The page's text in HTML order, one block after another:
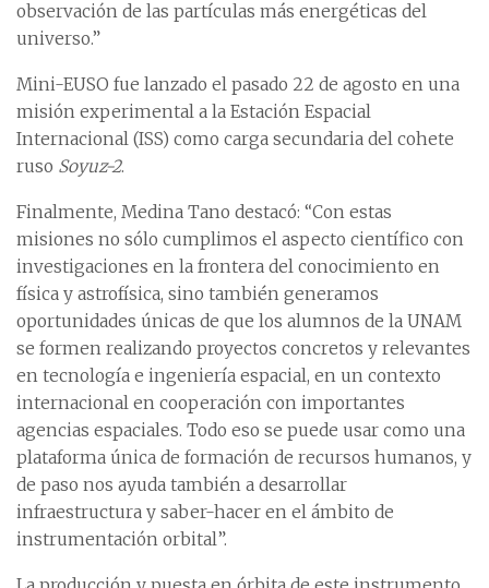
observación de las partículas más energéticas del
universo.”
Mini-EUSO fue lanzado el pasado 22 de agosto en una
misión experimental a la Estación Espacial
Internacional (ISS) como carga secundaria del cohete
ruso Soyuz-2.
Finalmente, Medina Tano destacó: “Con estas
misiones no sólo cumplimos el aspecto científico con
investigaciones en la frontera del conocimiento en
física y astrofísica, sino también generamos
oportunidades únicas de que los alumnos de la UNAM
se formen realizando proyectos concretos y relevantes
en tecnología e ingeniería espacial, en un contexto
internacional en cooperación con importantes
agencias espaciales. Todo eso se puede usar como una
plataforma única de formación de recursos humanos, y
de paso nos ayuda también a desarrollar
infraestructura y saber-hacer en el ámbito de
instrumentación orbital”.